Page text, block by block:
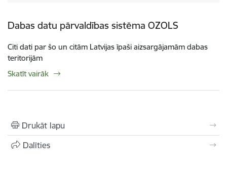
Dabas datu pārvaldības sistēma OZOLS
Citi dati par šo un citām Latvijas īpaši aizsargājamām dabas
teritorijām
Skatīt vairāk
Drukāt lapu
Dalīties